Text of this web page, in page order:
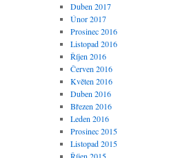
Duben 2017
Únor 2017
Prosinec 2016
Listopad 2016
Říjen 2016
Červen 2016
Květen 2016
Duben 2016
Březen 2016
Leden 2016
Prosinec 2015
Listopad 2015